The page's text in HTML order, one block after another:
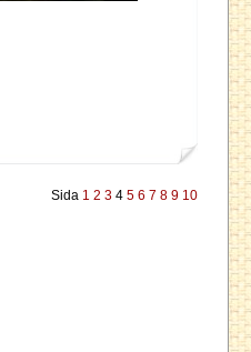
Sida 1 2 3 45 6 7 8 9 10